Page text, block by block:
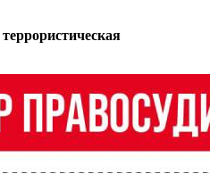
террористическая